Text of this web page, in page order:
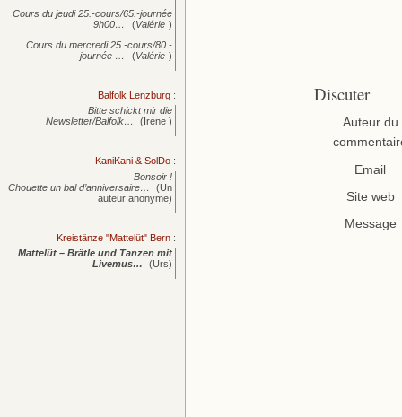
Discuter
Auteur du
Email
Site web
Message
Cours du jeudi 25.-cours/65.-journée
9h00…
(Valérie )
Cours du mercredi 25.-cours/80.-
journée … (Valérie )
Balfolk Lenzburg :
Bitte schickt mir die
Newsletter/Balfolk…
(Irène )
KaniKani & SolDo :
Bonsoir !
Chouette un bal d’anniversaire…
(Un
auteur anonyme)
Kreistänze "Mattelüt" Bern :
Mattelüt – Brätle und Tanzen mit
Livemus…
(Urs)